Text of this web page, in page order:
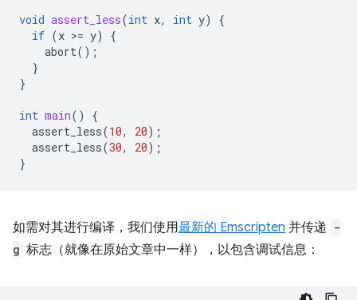
void assert_less(int x, int y)
{
if (x >= y)
{
abort();
}
}
int main()
{
assert_less(10, 20);
assert_less(30, 20);
}
如需对其进行编译，我们使用最新的 Emscripten 并传递 -
g 标志（就像在原始文章中一样），以包含调试信息：